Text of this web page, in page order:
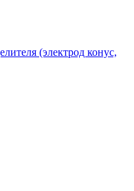
(электрод конус,